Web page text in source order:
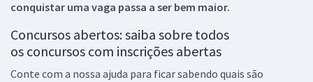
conquistar uma vaga passa a ser bem maior.
Concursos abertos: saiba sobre todos
os concursos com inscrições abertas
Conte com a nossa ajuda para ficar sabendo quais são